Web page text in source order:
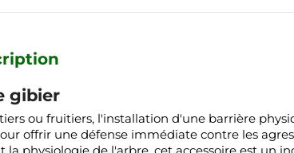
gibier
ou fruitiers, l'installation d'une barrière
offrir une défense immédiate contre les